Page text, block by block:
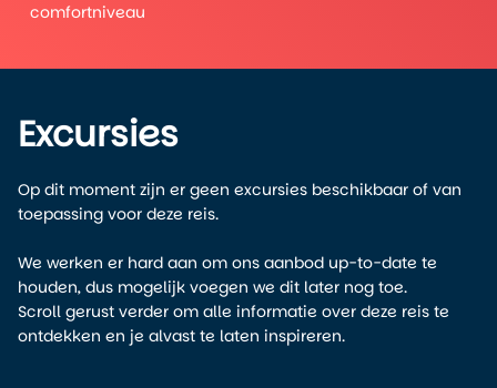
comfortniveau
Excursies
Op dit moment zijn er geen excursies beschikbaar of van
toepassing voor deze reis.
We werken er hard aan om ons aanbod up-to-date te
houden, dus mogelijk voegen we dit later nog toe.
Scroll gerust verder om alle informatie over deze reis te
ontdekken en je alvast te laten inspireren.